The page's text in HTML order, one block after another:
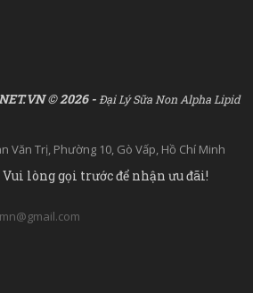
© 2026 -Đại Lý Sữa Non Alpha Lipid
Văn Trị, Phường 10, Gò Vấp, Hồ Chí Minh
Vui lòng gọi trước để nhận ưu đãi!